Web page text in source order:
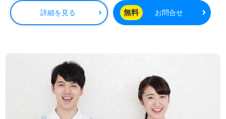
詳細を見る 無料 お問合せ